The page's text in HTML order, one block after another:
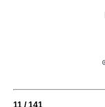
11 / 141